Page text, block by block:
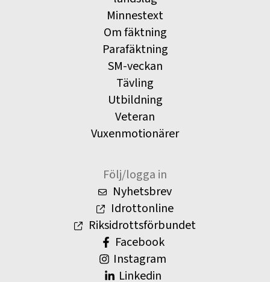
Minnestext
Om fäktning
Parafäktning
SM-veckan
Tävling
Utbildning
Veteran
Vuxenmotionärer
Följ/logga in
Nyhetsbrev
Idrottonline
Riksidrottsförbundet
Facebook
Instagram
Linkedin